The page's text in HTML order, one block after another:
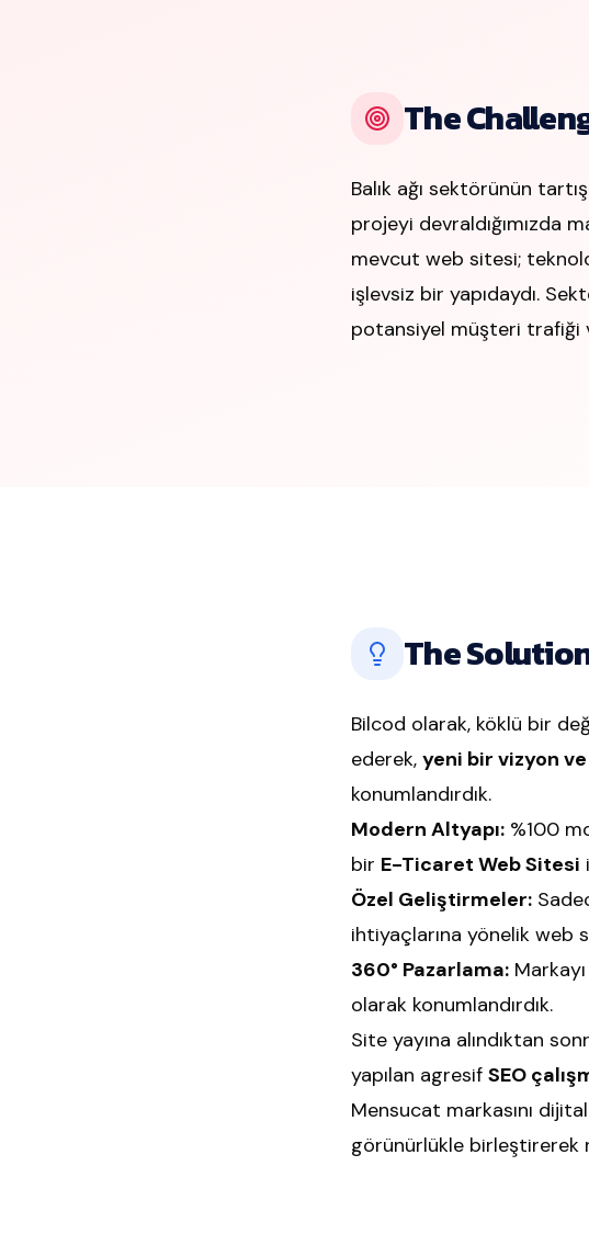
The
Balık ağı sektörünün
projeyi devraldığımızda
mevcut web sitesi;
işlevsiz bir yapıdaydı.
potansiyel müşteri trafiği
The
Bilcod olarak, köklü bir
ederek, yeni bir vizyon
konumlandırdık.
Modern Altyapı: %100
bir E-Ticaret Web Sitesi
Özel Geliştirmeler:
ihtiyaçlarına yönelik web
360° Pazarlama:
olarak konumlandırdık.
Site yayına alındıktan
yapılan agresif SEO
Mensucat markasını
görünürlükle birleştirerek